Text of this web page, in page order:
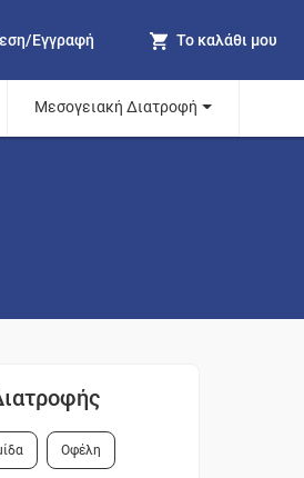
Εγγραφή Το καλάθι μου
Μεσογειακή Διατροφή
Οφέλη